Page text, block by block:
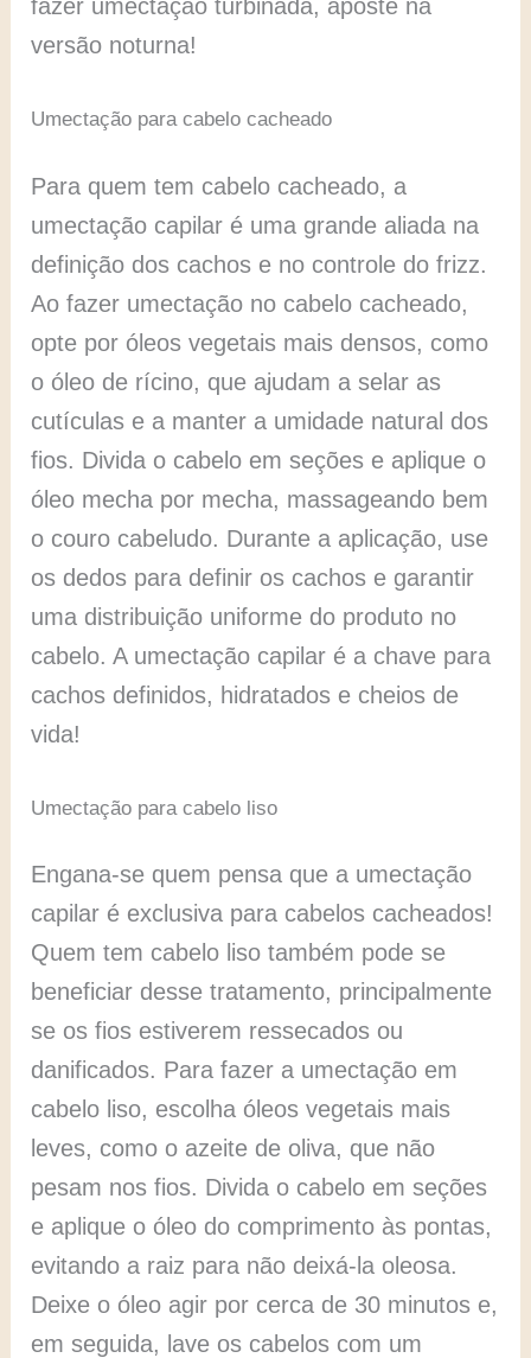
fazer umectação turbinada, aposte na
versão noturna!
Umectação para cabelo cacheado
Para quem tem cabelo cacheado, a
umectação capilar é uma grande aliada na
definição dos cachos e no controle do frizz.
Ao fazer umectação no cabelo cacheado,
opte por óleos vegetais mais densos, como
o óleo de rícino, que ajudam a selar as
cutículas e a manter a umidade natural dos
fios. Divida o cabelo em seções e aplique o
óleo mecha por mecha, massageando bem
o couro cabeludo. Durante a aplicação, use
os dedos para definir os cachos e garantir
uma distribuição uniforme do produto no
cabelo. A umectação capilar é a chave para
cachos definidos, hidratados e cheios de
vida!
Umectação para cabelo liso
Engana-se quem pensa que a umectação
capilar é exclusiva para cabelos cacheados!
Quem tem cabelo liso também pode se
beneficiar desse tratamento, principalmente
se os fios estiverem ressecados ou
danificados. Para fazer a umectação em
cabelo liso, escolha óleos vegetais mais
leves, como o azeite de oliva, que não
pesam nos fios. Divida o cabelo em seções
e aplique o óleo do comprimento às pontas,
evitando a raiz para não deixá-la oleosa.
Deixe o óleo agir por cerca de 30 minutos e,
em seguida, lave os cabelos com um